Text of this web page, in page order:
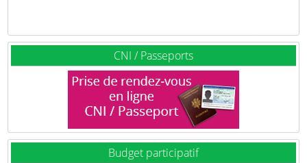
CNI / Passeports
Budget participatif